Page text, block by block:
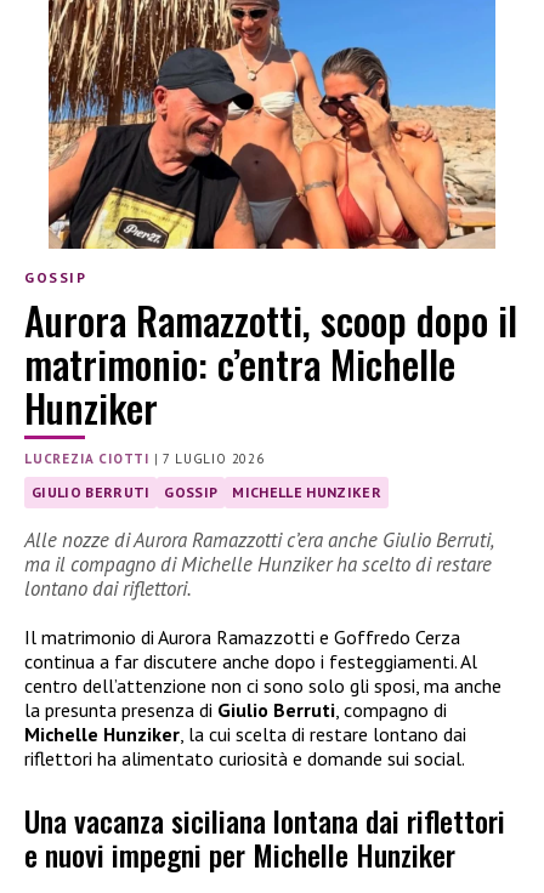
GOSSIP
Aurora Ramazzotti, scoop dopo il
matrimonio: c’entra Michelle
Hunziker
LUCREZIA CIOTTI |7 LUGLIO 2026
GIULIO BERRUTI GOSSIP MICHELLE HUNZIKER
Alle nozze di Aurora Ramazzotti c’era anche Giulio Berruti,
ma il compagno di Michelle Hunziker ha scelto di restare
lontano dai riflettori.
Il matrimonio di Aurora Ramazzotti e Goffredo Cerza
continua a far discutere anche dopo i festeggiamenti. Al
centro dell’attenzione non ci sono solo gli sposi, ma anche
la presunta presenza di Giulio Berruti, compagno di
Michelle Hunziker, la cui scelta di restare lontano dai
riflettori ha alimentato curiosità e domande sui social.
Una vacanza siciliana lontana dai riflettori
e nuovi impegni per Michelle Hunziker